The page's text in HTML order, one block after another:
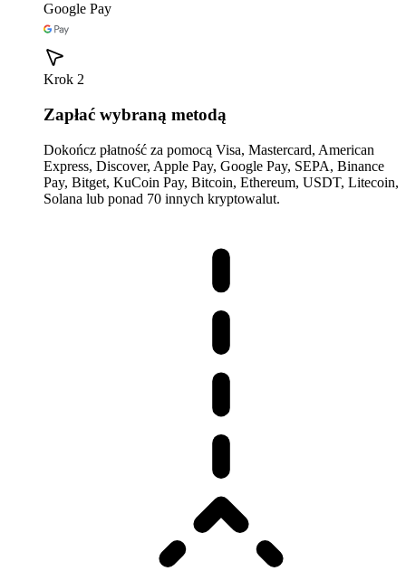
Google Pay
Krok 2
Zapłać wybraną metodą
Dokończ płatność za pomocą Visa, Mastercard, American
Express, Discover, Apple Pay, Google Pay, SEPA, Binance
Pay, Bitget, KuCoin Pay, Bitcoin, Ethereum, USDT, Litecoin,
Solana lub ponad 70 innych kryptowalut.